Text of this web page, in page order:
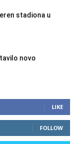
stadiona u
novo
LIKE
FOLLOW